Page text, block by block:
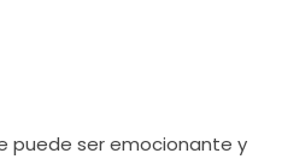
puede ser emocionante y